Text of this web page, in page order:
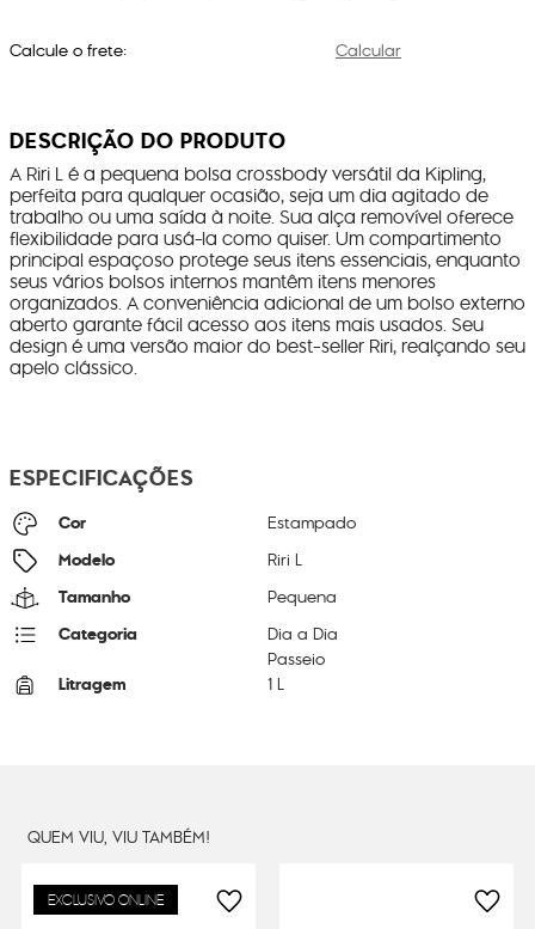
Calcule o frete: Calcular
DESCRIÇÃO DO PRODUTO
A Riri L é a pequena bolsa crossbody versátil da Kipling,
perfeita para qualquer ocasião, seja um dia agitado de
trabalho ou uma saída à noite. Sua alça removível oferece
flexibilidade para usá-la como quiser. Um compartimento
principal espaçoso protege seus itens essenciais, enquanto
seus vários bolsos internos mantêm itens menores
organizados. A conveniência adicional de um bolso externo
aberto garante fácil acesso aos itens mais usados. Seu
design é uma versão maior do best-seller Riri, realçando seu
apelo clássico.
ESPECIFICAÇÕES
Cor Estampado
Modelo Riri L
Tamanho Pequena
Categoria
Dia a Dia
Passeio
Litragem 1 L
QUEM VIU, VIU TAMBÉM!
EXCLUSIVO ONLINE